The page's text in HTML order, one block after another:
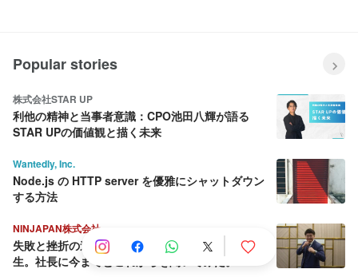
極的に地方拠点を展開し、既存サービス
の運用や新規サービスの開発に挑戦して
います ■タイ・韓国支社 「JOBCAN（ジ
ョブカン）」を中心に、独自のサービス
Popular stories
株式会社STAR UP
利他の精神と当事者意識：CPO池田八輝が語る
STAR UPの価値観と描く未来
Wantedly, Inc.
Node.js の HTTP server を優雅にシャットダウン
する方法
NINJAPAN株式会社
失敗と挫折の連続から這い上がり続ける壮絶な人
生。社長に今までとこれからを聞いてみた。